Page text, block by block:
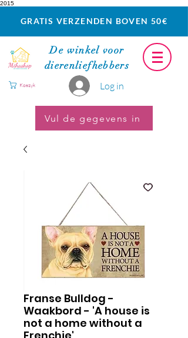
2015
GRATIS VERZENDEN BOVEN 50€
De winkel voor
dierenliefhebbers
Log in
Koszyk
Vul de gegevens in
Franse Bulldog -
Waakbord - 'A house is
not a home without a